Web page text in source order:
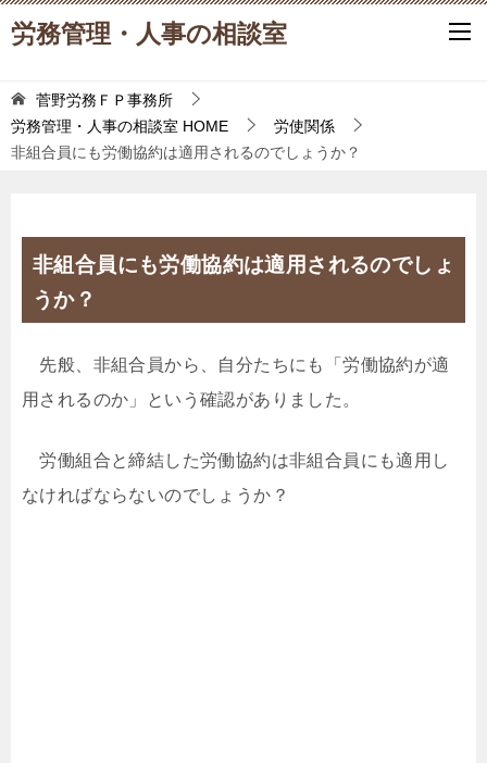
労務管理・人事の相談室
菅野労務ＦＰ事務所
労務管理・人事の相談室 HOME
労使関係
非組合員にも労働協約は適用されるのでしょうか？
非組合員にも労働協約は適用されるのでしょ
うか？
先般、非組合員から、自分たちにも「労働協約が適
用されるのか」という確認がありました。
労働組合と締結した労働協約は非組合員にも適用し
なければならないのでしょうか？